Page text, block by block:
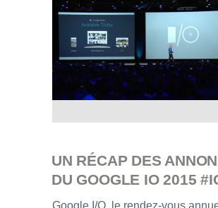
UN RÉCAP DES
DU GOOGLE IO 2015